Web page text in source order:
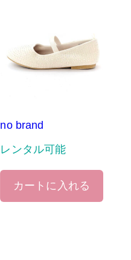
no brand
レンタル可能
カートに入れる